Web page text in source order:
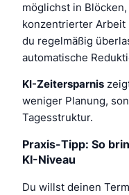
möglichst in
konzentrierter Arbeit
du regelmäßig
automatische
KI-Zeitersparnis
weniger Planung,
Tagesstruktur.
Praxis-Tipp: So
KI-Niveau
Du willst deinen